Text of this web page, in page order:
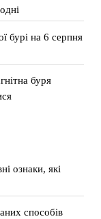
бурі на 6 серпня
буря
ознаки, які
способів